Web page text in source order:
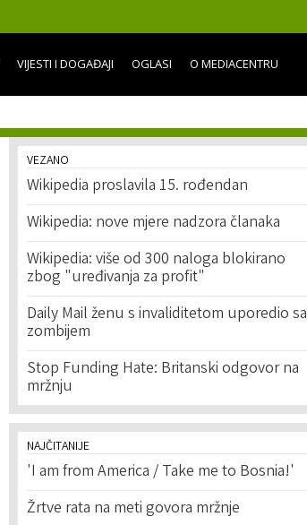
VIJESTI I DOGAĐAJI OGLASI O MEDIACENTRU
VEZANO
Wikipedia proslavila 15. rođendan
Wikipedia: nove mjere nadzora članaka
Wikipedia: više od 300 naloga blokirano
zbog "uređivanja za profit"
Daily Mail ženu s invaliditetom uporedio sa
zombijem
Stop Funding Hate: Britanski odgovor na
mržnju
NAJČITANIJE
'I am from America / Take me to Bosnia!'
Žrtve rata na meti govora mržnje